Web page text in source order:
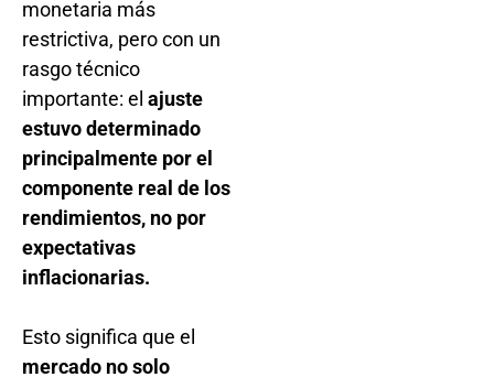
monetaria más
restrictiva, pero con un
rasgo técnico
importante: el ajuste
estuvo determinado
principalmente por el
componente real de los
rendimientos, no por
expectativas
inflacionarias.
Esto significa que el
mercado no solo